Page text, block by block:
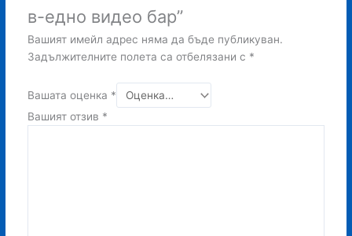
в-едно видео бар”
Вашият имейл адрес няма да бъде публикуван.
Задължителните полета са отбелязани с *
Вашата оценка *
Вашият отзив *